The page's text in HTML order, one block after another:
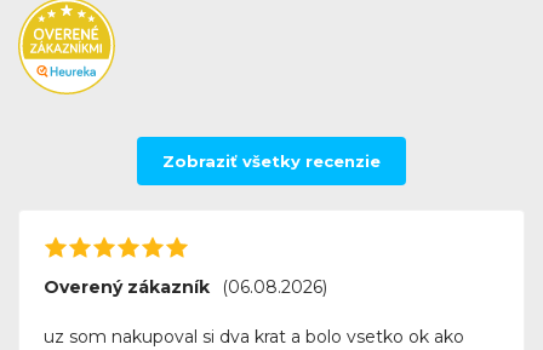
Canon Pixma TS9551C
Canon
Zobraziť všetky recenzie
Overený zákazník (06.08.2026)
uz som nakupoval si dva krat a bolo vsetko ok ako